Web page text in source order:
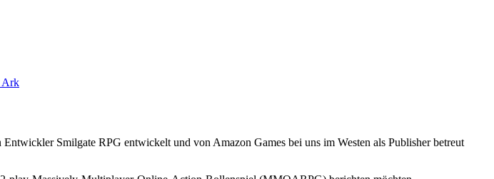
Ark
Entwickler Smilgate RPG entwickelt und von Amazon Games bei uns im Westen als Publisher betreut